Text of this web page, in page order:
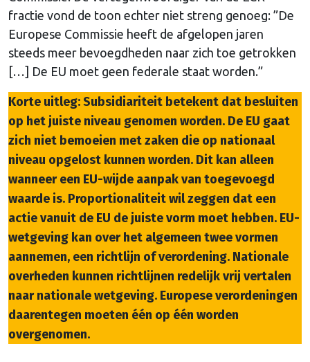
fractie vond de toon echter niet streng genoeg: ”De
Europese Commissie heeft de afgelopen jaren
steeds meer bevoegdheden naar zich toe getrokken
[…] De EU moet geen federale staat worden.”
Korte uitleg: Subsidiariteit betekent dat besluiten
op het juiste niveau genomen worden. De EU gaat
zich niet bemoeien met zaken die op nationaal
niveau opgelost kunnen worden. Dit kan alleen
wanneer een EU-wijde aanpak van toegevoegd
waarde is. Proportionaliteit wil zeggen dat een
actie vanuit de EU de juiste vorm moet hebben. EU-
wetgeving kan over het algemeen twee vormen
aannemen, een richtlijn of verordening. Nationale
overheden kunnen richtlijnen redelijk vrij vertalen
naar nationale wetgeving. Europese verordeningen
daarentegen moeten één op één worden
overgenomen.